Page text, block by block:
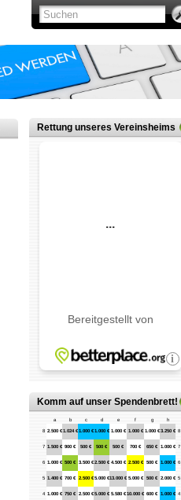
Rettung unseres Vereinsheims
Komm auf unser Spendenbrett!
a b c d e f g h
8 2.500 € 1.024 € 1.000 € 1.000 € 1.000 € 1.000 € 1.000 € 3.250 € 8
7 1.500 € 900 € 500 € 500 € 500 € 700 € 650 € 1.000 € 7
6 1.000 € 500 € 3.500 € 2.500 € 4.500 € 2.500 € 500 € 1.000 € 6
5 1.400 € 700 € 2.500 € 5.000 €13.000 € 5.000 € 500 € 2.000 € 5
4 1.000 € 750 € 2.500 € 5.000 € 5.580 € 10.000 € 600 € 1.000 € 4